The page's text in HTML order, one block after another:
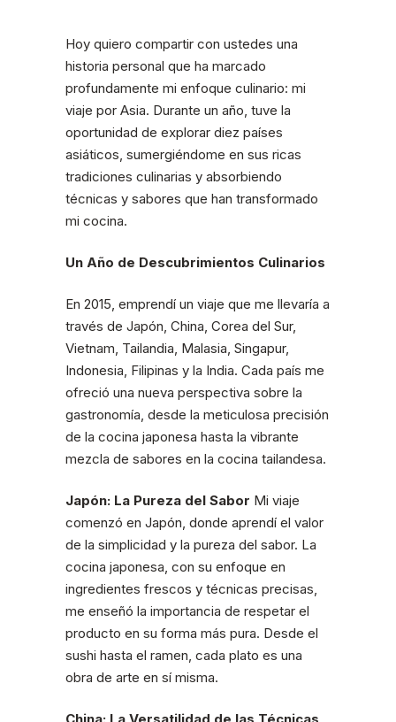
Hoy quiero compartir con ustedes una
historia personal que ha marcado
profundamente mi enfoque culinario: mi
viaje por Asia. Durante un año, tuve la
oportunidad de explorar diez países
asiáticos, sumergiéndome en sus ricas
tradiciones culinarias y absorbiendo
técnicas y sabores que han transformado
mi cocina.
Un Año de Descubrimientos Culinarios
En 2015, emprendí un viaje que me llevaría a
través de Japón, China, Corea del Sur,
Vietnam, Tailandia, Malasia, Singapur,
Indonesia, Filipinas y la India. Cada país me
ofreció una nueva perspectiva sobre la
gastronomía, desde la meticulosa precisión
de la cocina japonesa hasta la vibrante
mezcla de sabores en la cocina tailandesa.
Japón: La Pureza del Sabor Mi viaje
comenzó en Japón, donde aprendí el valor
de la simplicidad y la pureza del sabor. La
cocina japonesa, con su enfoque en
ingredientes frescos y técnicas precisas,
me enseñó la importancia de respetar el
producto en su forma más pura. Desde el
sushi hasta el ramen, cada plato es una
obra de arte en sí misma.